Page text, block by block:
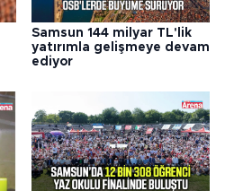
Samsun 144 milyar TL'lik
yatırımla gelişmeye devam
ediyor